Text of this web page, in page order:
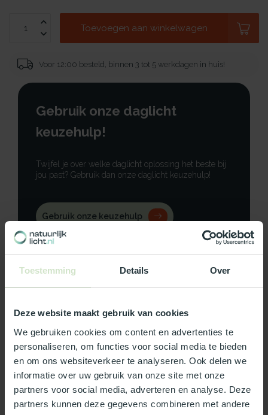
Toestemming Details Over
Deze website maakt gebruik van cookies
We gebruiken cookies om content en advertenties te
personaliseren, om functies voor social media te bieden
en om ons websiteverkeer te analyseren. Ook delen we
informatie over uw gebruik van onze site met onze
partners voor social media, adverteren en analyse. Deze
partners kunnen deze gegevens combineren met andere
Toevoegen aan winkelwagen
Voor 12:00 besteld, binnen 3 tot 5 werkdagen in huis!
Gebruik onze daglicht
keuzehulp!
Twijfel je over welke daglicht oplossing het beste bij
jou past? Gebruik dan onze daglicht keuzehulp!
Gebruik onze keuzehulp
Productomschrijving
Specificaties
Reviews